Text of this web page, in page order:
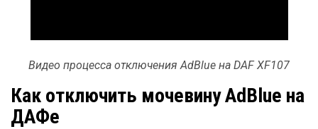
Видео процесса отключения AdBlue на DAF XF107
Как отключить мочевину AdBlue на
ДАФе